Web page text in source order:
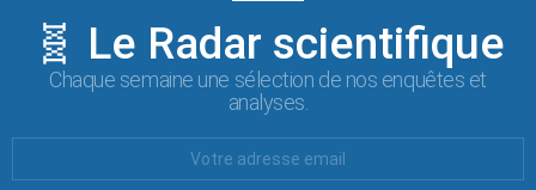
🧬 Le Radar scientifique
Chaque semaine une sélection de nos enquêtes et
analyses.
: